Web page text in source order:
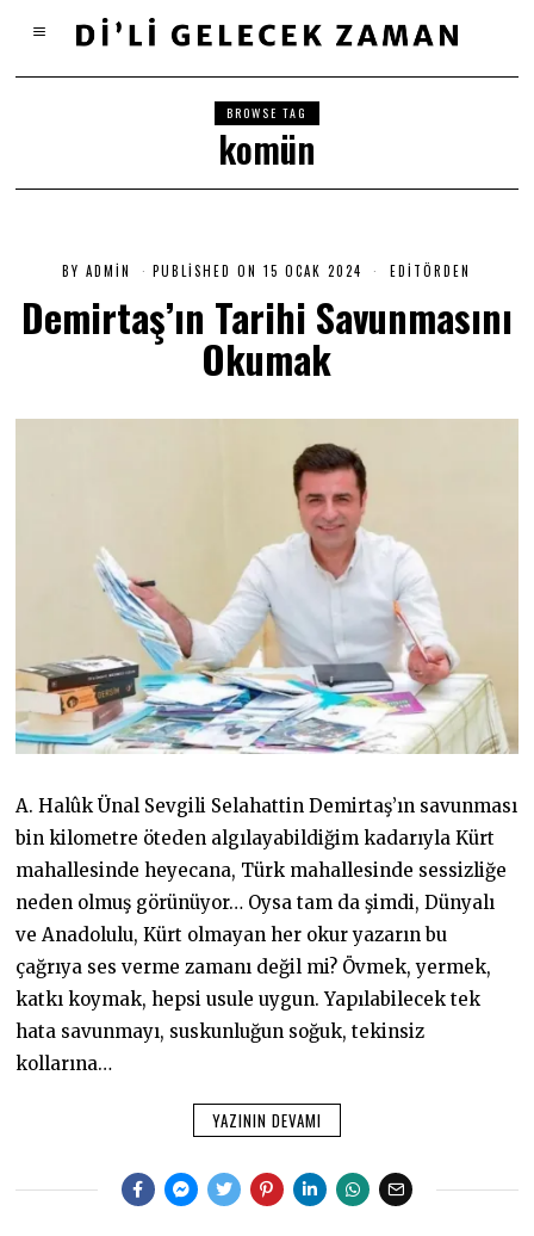
BROWSE TAG
komün
BYADMIN PUBLISHED ON 15 OCAK 2024
O
C
2
EDITÖRDEN
Demirtaş’ın Tarihi Savunmasını
Okumak
A. Halûk Ünal Sevgili Selahattin Demirtaş’ın savunması
bin kilometre öteden algılayabildiğim kadarıyla Kürt
mahallesinde heyecana, Türk mahallesinde sessizliğe
neden olmuş görünüyor… Oysa tam da şimdi, Dünyalı
ve Anadolulu, Kürt olmayan her okur yazarın bu
çağrıya ses verme zamanı değil mi? Övmek, yermek,
katkı koymak, hepsi usule uygun. Yapılabilecek tek
hata savunmayı, suskunluğun soğuk, tekinsiz
kollarına…
YAZININ DEVAMI